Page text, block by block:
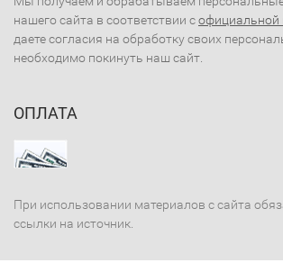
нашего сайта в соответствии софициальной
даете согласия на обработку своих
необходимо покинуть наш сайт.
ОПЛАТА
При использовании материалов с сайта
ссылки на источник.